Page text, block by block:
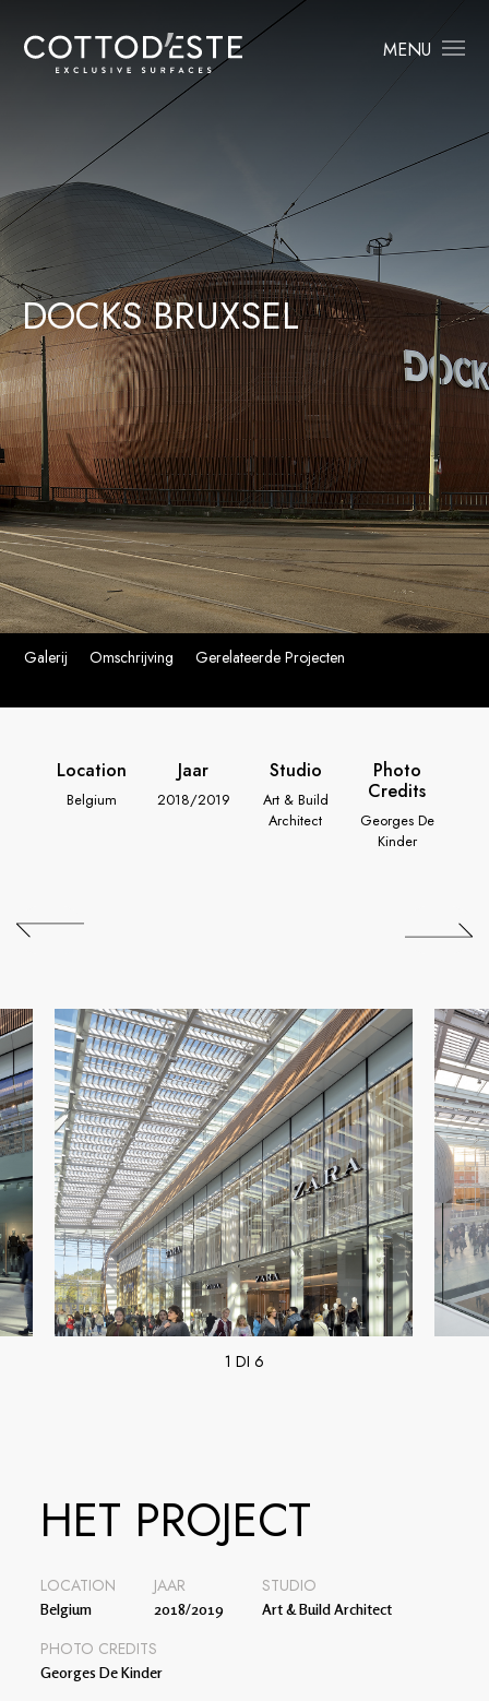
MENU
DOCKS BRUXSEL
Galerij Omschrijving Gerelateerde Projecten
Location
Belgium
Jaar
2018/2019
Studio
Art & Build
Architect
Photo
Credits
Georges De
Kinder
1 DI 6
HET PROJECT
LOCATION
Belgium
JAAR
2018/2019
STUDIO
Art & Build Architect
PHOTO CREDITS
Georges De Kinder